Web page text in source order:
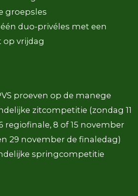
groepsles
duo-privéles met een
vrijdag
proeven op de manege
zitcompetitie (zondag 11
regiofinale, 8 of 15 november
29 november de finaledag)
springcompetitie